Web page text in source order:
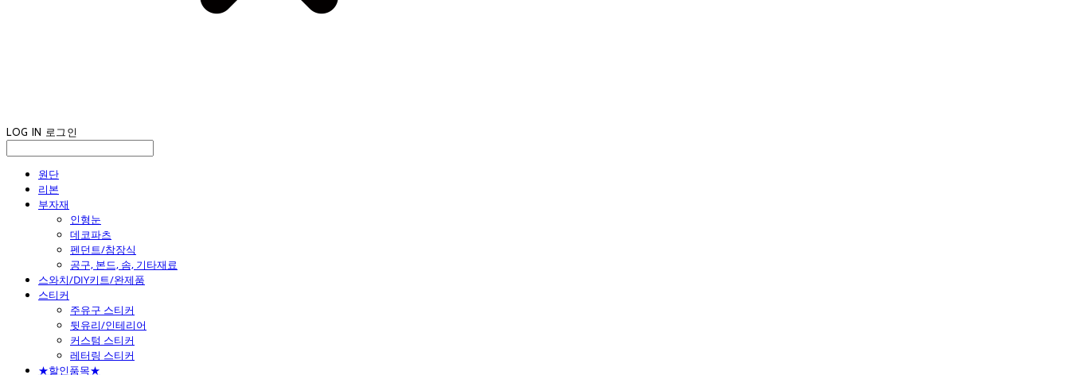
LOG IN 로그인
원단
리본
부자재
인형눈
데코파츠
펜던트/참장식
공구, 본드, 솜, 기타재료
스와치/DIY키트/완제품
스티커
주유구 스티커
뒷유리/인테리어
커스텀 스티커
레터링 스티커
★할인품목★